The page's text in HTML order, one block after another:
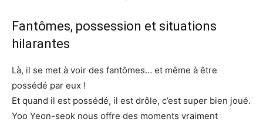
Fantômes, possession et situations
hilarantes
Là, il se met à voir des fantômes… et même à être
possédé par eux !
Et quand il est possédé, il est drôle, c’est super bien joué.
Yoo Yeon-seok nous offre des moments vraiment